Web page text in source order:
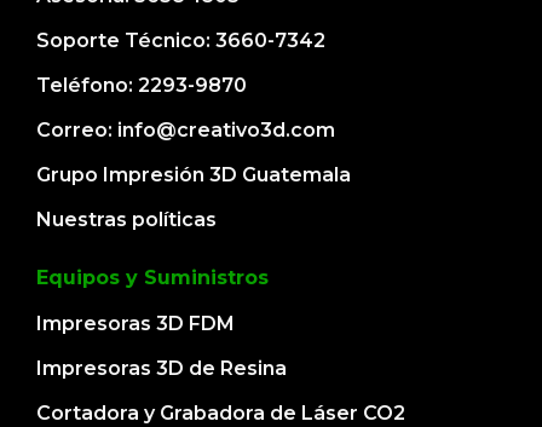
Soporte Técnico: 3660-7342
Teléfono: 2293-9870
Correo: info@creativo3d.com
Grupo Impresión 3D Guatemala
Nuestras políticas
Equipos y Suministros
Impresoras 3D FDM
Impresoras 3D de Resina
Cortadora y Grabadora de Láser CO2